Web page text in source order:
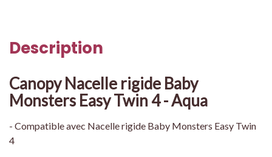
Description
Canopy Nacelle rigide Baby
Monsters Easy Twin 4 - Aqua
- Compatible avec Nacelle rigide Baby Monsters Easy Twin
4